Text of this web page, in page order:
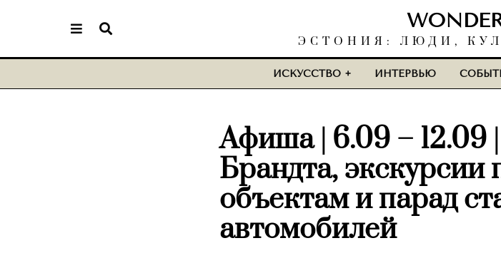
ЭСТОНИЯ: ЛЮДИ,
ИСКУССТВО ИНТЕРВЬЮ
Афиша | 6.09 –
Брандта,
объектам и парад
автомобилей